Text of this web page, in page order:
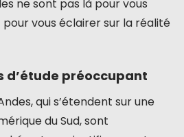
ne sont pas là pour vous
vous éclairer sur la réalité
d’étude préoccupant
qui s’étendent sur une
du Sud, sont